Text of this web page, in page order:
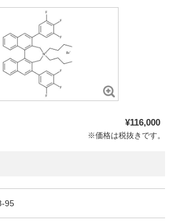
¥116,000
※価格は税抜きです。
95